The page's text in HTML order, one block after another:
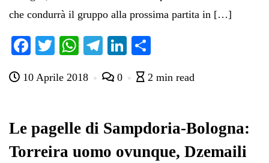
che condurrà il gruppo alla prossima partita in […]
Fa
bo
T
tte
W
ts
pp
Te
gr
m
Li
ed di
di
10 Aprile 2018 0 2 min read
Le pagelle di Sampdoria-Bologna:
Torreira uomo ovunque, Dzemaili